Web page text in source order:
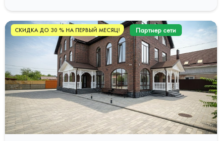
СКИДКА ДО 30 % НА ПЕРВЫЙ МЕСЯЦ! Партнер сети